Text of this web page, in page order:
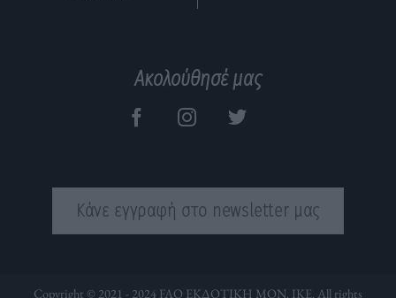
Ακολούθησέ μας
Κάνε εγγραφή στο newsletter μας
Copyright © 2021 - 2024 FAQ ΕΚΔΟΤΙΚΗ ΜΟΝ. ΙΚΕ. All rights